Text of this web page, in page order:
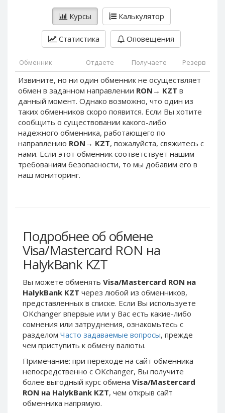
Курсы Калькулятор
Статистика Оповещения
Обменник Отдаете Получаете Резерв
Извините, но ни один обменник не осуществляет
обмен в заданном направлении RON → KZT в
данный момент. Однако возможно, что один из
таких обменников скоро появится. Если Вы хотите
сообщить о существовании какого-либо
надежного обменника, работающего по
направлению RON → KZT, пожалуйста, свяжитесь с
нами. Если этот обменник соответствует нашим
требованиям безопасности, то мы добавим его в
наш мониторинг.
Подробнее об обмене
Visa/Mastercard RON на
HalykBank KZT
Вы можете обменять Visa/Mastercard RON на
HalykBank KZT через любой из обменников,
представленных в списке. Если Вы используете
OKchanger впервые или у Вас есть какие-либо
сомнения или затруднения, ознакомьтесь с
разделом Часто задаваемые вопросы, прежде
чем приступить к обмену валюты.
Примечание: при переходе на сайт обменника
непосредственно c OKchanger, Вы получите
более выгодный курс обмена Visa/Mastercard
RON на HalykBank KZT, чем открыв сайт
обменника напрямую.
PayPal NOK
PayPal PLN
PayPal SGD
PayPal CHF
PayPal MYR
Webmoney WMZ
Webmoney WMR
Webmoney WME
Webmoney WMU
Webmoney WMK
Webmoney WMG
Skril EUR
Skril INR
Skril PLN
Skril AUD
Skril NOK
Skril SEK
Paxum USD
Paxum EUR
Epay USD
Epay EUR
Phone Balance RUB
Phone Balance UAH
PayPal NOK
PayPal PLN
PayPal SGD
PayPal CHF
PayPal MYR
Webmoney WMZ
Webmoney WMR
Webmoney WME
Webmoney WMU
Webmoney WMK
Skril EUR
Skril INR
Skril AUD
Skril NOK
Skril SEK
Paxum USD
Paxum EUR
Epay USD
Epay EUR
Phone Balance RUB